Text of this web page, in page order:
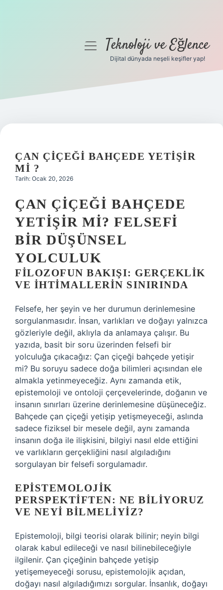
Gizlilik Politikası
Yasal Uyarı
menüyüTeknoloji ve Eğlence
Dijital dünyada neşeli keşifler yap!
ÇAN ÇIÇEĞI BAHÇEDE YETIŞIR
MI ?
Tarih: Ocak 20, 2026
ÇAN ÇIÇEĞI BAHÇEDE
YETIŞIR MI? FELSEFI
BIR DÜŞÜNSEL
YOLCULUK
FILOZOFUN BAKIŞI: GERÇEKLIK
VE İHTIMALLERIN SINIRINDA
Felsefe, her şeyin ve her durumun derinlemesine
sorgulanmasıdır. İnsan, varlıkları ve doğayı yalnızca
gözleriyle değil, aklıyla da anlamaya çalışır. Bu
yazıda, basit bir soru üzerinden felsefi bir
yolculuğa çıkacağız: Çan çiçeği bahçede yetişir
mi? Bu soruyu sadece doğa bilimleri açısından ele
almakla yetinmeyeceğiz. Aynı zamanda etik,
epistemoloji ve ontoloji çerçevelerinde, doğanın ve
insanın sınırları üzerine derinlemesine düşüneceğiz.
Bahçede çan çiçeği yetişip yetişmeyeceği, aslında
sadece fiziksel bir mesele değil, aynı zamanda
insanın doğa ile ilişkisini, bilgiyi nasıl elde ettiğini
ve varlıkların gerçekliğini nasıl algıladığını
sorgulayan bir felsefi sorgulamadır.
EPISTEMOLOJIK
PERSPEKTIFTEN: NE BILIYORUZ
VE NEYI BILMELIYIZ?
Epistemoloji, bilgi teorisi olarak bilinir; neyin bilgi
olarak kabul edileceği ve nasıl bilinebileceğiyle
ilgilenir. Çan çiçeğinin bahçede yetişip
yetişemeyeceği sorusu, epistemolojik açıdan,
doğayı nasıl algıladığımızı sorgular. İnsanlık, doğayı